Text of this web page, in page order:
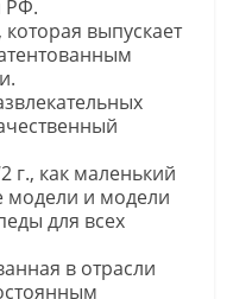
РФ.
выпускает
г., как маленький
модели и модели
для всех
в отрасли